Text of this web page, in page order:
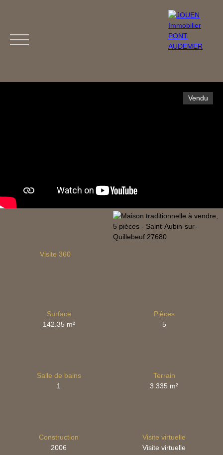
Vendu
Visite 360
Surface
142.35 m²
Pièces
5
Salle de bains
1
Terrain
3 335 m²
Construction
2006
Visite virtuelle
Visite virtuelle